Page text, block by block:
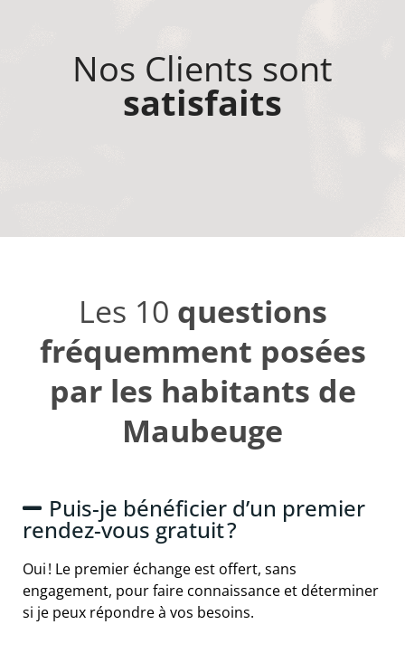
Nos Clients sont
satisfaits
Les 10 questions
fréquemment posées
par les habitants de
Maubeuge
Puis-je bénéficier d’un premier
rendez-vous gratuit ?
Oui ! Le premier échange est offert, sans
engagement, pour faire connaissance et déterminer
si je peux répondre à vos besoins.